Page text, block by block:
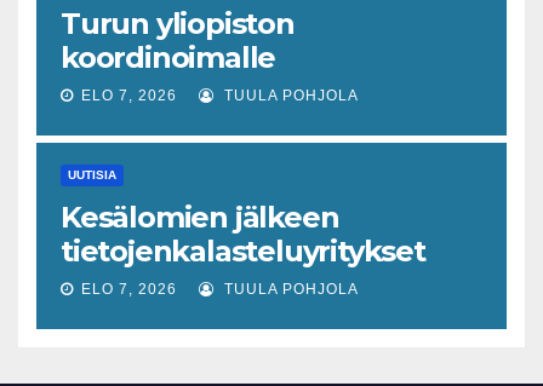
Turun yliopiston
koordinoimalle
tohtoriverkostolle 4,4
tulevaisuuden virusuhkien
varhaiseen tunnistamiseen
ELO 7, 2026 TUULA POHJOLA
UUTISIA
Kesälomien jälkeen
tietojenkalasteluyritykset
lisääntyvät
ELO 7, 2026 TUULA POHJOLA